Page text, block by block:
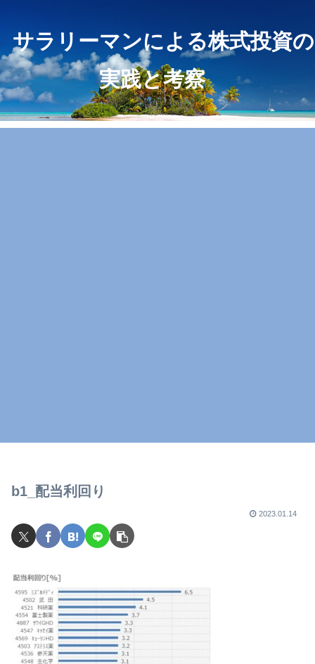
サラリーマンによる株式投資の
実践と考察
b1_配当利回り
2023.01.14